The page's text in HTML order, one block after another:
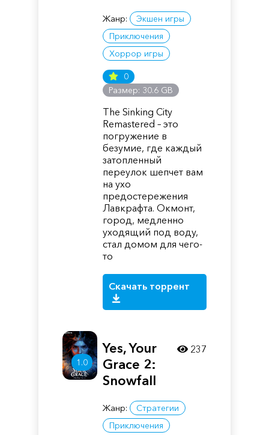
Жанр:
Экшен игры
Приключения
Хоррор игры
0
Размер: 30.6 GB
The Sinking City
Remastered – это
погружение в
безумие, где каждый
затопленный
переулок шепчет вам
на ухо
предостережения
Лавкрафта. Окмонт,
город, медленно
уходящий под воду,
стал домом для чего-
то
Скачать торрент
1.0
Yes, Your
Grace 2:
Snowfall
Жанр:
Стратегии
Приключения
237